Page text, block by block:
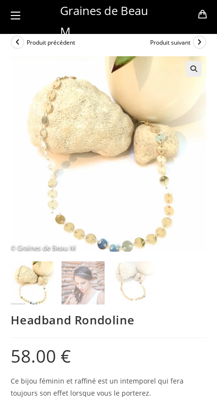
Graines de Beau
M
Produit précédent Produit suivant
Headband Rondoline
58.00 €
Ce bijou féminin et raffiné est un intemporel qui fera
toujours son effet lorsque vous le porterez.